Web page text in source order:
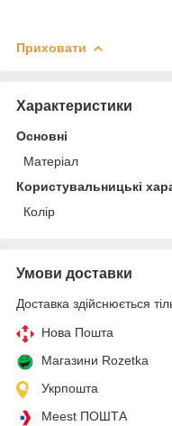
від
Приховати
Характеристики
Основні
Матеріал
Користувальницькі
Колір
Умови доставки
Доставка здійснюється
Нова Пошта
Магазини Rozetka
Укрпошта
Meest ПОШТА